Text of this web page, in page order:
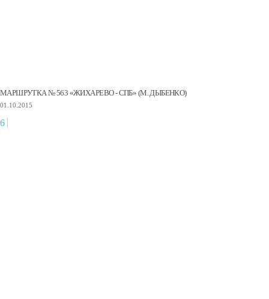
МАРШРУТКА № 563 «ЖИХАРЕВО - СПБ» (М. ДЫБЕНКО)
01.10.2015
6